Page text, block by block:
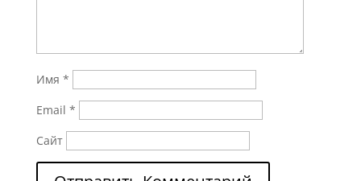
Имя *
Email *
Сайт